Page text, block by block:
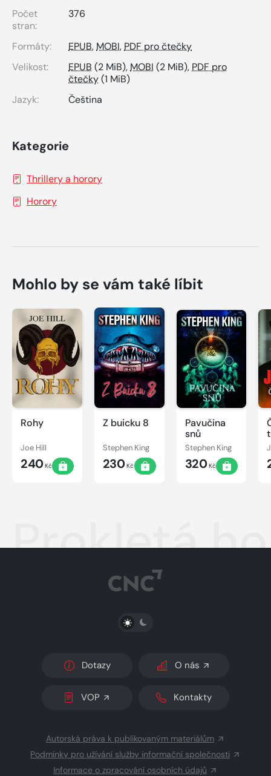
Počet
stran:
376
Formáty: EPUB, MOBI, PDF pro čtečky
Velikost:
EPUB (2 MiB), MOBI (2 MiB), PDF pro
čtečky(1 MiB)
Jazyk:
Čeština
Kategorie
Thrillery a horory
Horory
Mohlo by se vám také líbit
Rohy
Joe Hill
240Kč
Z buicku 8
Stephen King
230Kč
Pavučina
snů
Stephen King
320Kč
Prokletá
PŘEPNOUT SVĚTLÝ/TMAVÝ REŽIM
Dotazy O nás
VOP Kontakty
Autorská práva k publikovaným materiálům
Podmínky pro užívání služby informační společnosti
Informace o zpracování osobních údajů